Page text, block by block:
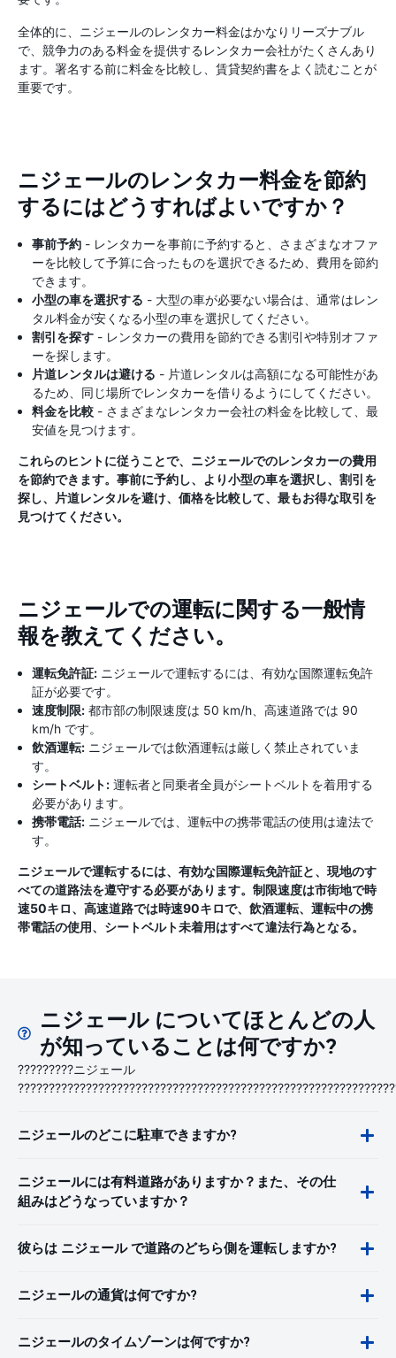
全体的に、ニジェールのレンタカー料金はかなりリーズナブル
で、競争力のある料金を提供するレンタカー会社がたくさんあり
ます。署名する前に料金を比較し、賃貸契約書をよく読むことが
重要です。
ニジェールのレンタカー料金を節約
するにはどうすればよいですか？
事前予約 - レンタカーを事前に予約すると、さまざまなオファ
ーを比較して予算に合ったものを選択できるため、費用を節約
できます。
小型の車を選択する - 大型の車が必要ない場合は、通常はレン
タル料金が安くなる小型の車を選択してください。
割引を探す - レンタカーの費用を節約できる割引や特別オファ
ーを探します。
片道レンタルは避ける - 片道レンタルは高額になる可能性があ
るため、同じ場所でレンタカーを借りるようにしてください。
料金を比較 - さまざまなレンタカー会社の料金を比較して、最
安値を見つけます。
これらのヒントに従うことで、ニジェールでのレンタカーの費用
を節約できます。事前に予約し、より小型の車を選択し、割引を
探し、片道レンタルを避け、価格を比較して、最もお得な取引を
見つけてください。
ニジェールでの運転に関する一般情
報を教えてください。
運転免許証: ニジェールで運転するには、有効な国際運転免許
証が必要です。
速度制限: 都市部の制限速度は 50 km/h、高速道路では 90
km/h です。
飲酒運転: ニジェールでは飲酒運転は厳しく禁止されていま
す。
シートベルト: 運転者と同乗者全員がシートベルトを着用する
必要があります。
携帯電話: ニジェールでは、運転中の携帯電話の使用は違法で
す。
ニジェールで運転するには、有効な国際運転免許証と、現地のす
べての道路法を遵守する必要があります。制限速度は市街地で時
速50キロ、高速道路では時速90キロで、飲酒運転、運転中の携
帯電話の使用、シートベルト未着用はすべて違法行為となる。
ニジェール についてほとんどの人
が知っていることは何ですか?
?????????ニジェール
ニジェールのどこに駐車できますか?
ニジェールには有料道路がありますか？また、その仕
組みはどうなっていますか？
彼らは ニジェール で道路のどちら側を運転しますか?
ニジェールの通貨は何ですか?
ニジェールのタイムゾーンは何ですか?